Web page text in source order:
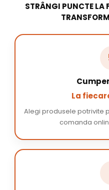
STRÂNGI PUNCTE LA
La
Alegi produsele potrivite
comanda